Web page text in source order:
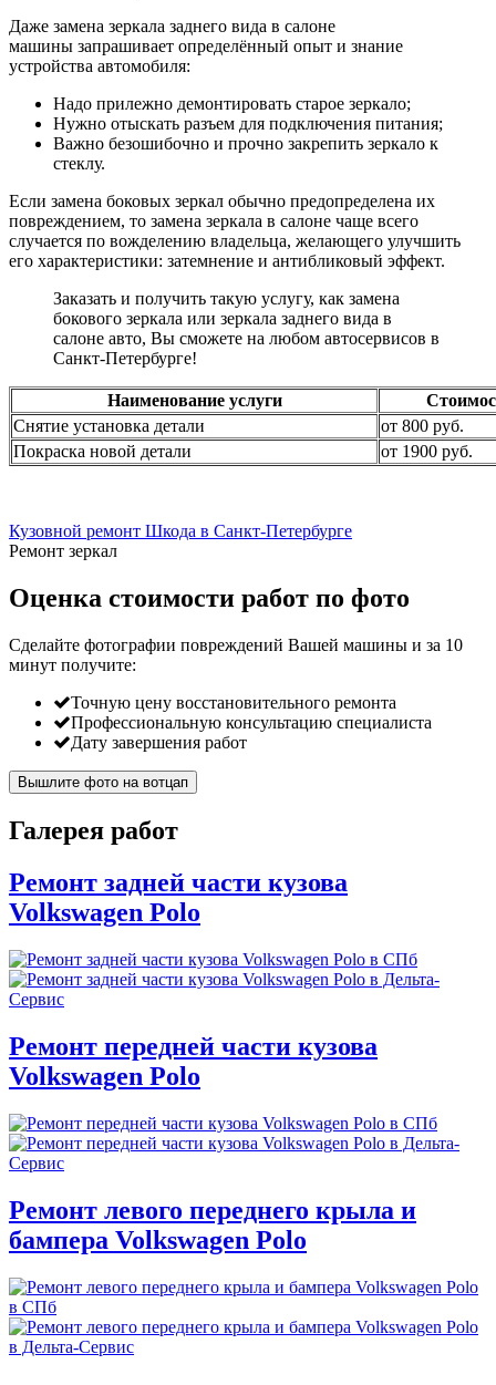
Даже замена зеркала заднего вида в салоне
машины запрашивает определённый опыт и знание
устройства автомобиля:
Надо прилежно демонтировать старое зеркало;
Нужно отыскать разъем для подключения питания;
Важно безошибочно и прочно закрепить зеркало к
стеклу.
Если замена боковых зеркал обычно предопределена их
повреждением, то замена зеркала в салоне чаще всего
случается по вожделению владельца, желающего улучшить
его характеристики: затемнение и антибликовый эффект.
Заказать и получить такую услугу, как замена
бокового зеркала или зеркала заднего вида в
салоне авто, Вы сможете на любом автосервисов в
Санкт-Петербурге!
Наименование услуги
Снятие установка детали
от 800 руб.
Покраска новой детали
от 1900 руб.
Кузовной ремонт Шкода в Санкт-Петербурге
Ремонт зеркал
Оценка стоимости работ по фото
Сделайте фотографии повреждений Вашей машины и за 10
минут получите:
Точную цену восстановительного ремонта
Профессиональную консультацию специалиста
Дату завершения работ
Вышлите фото на вотцап
Галерея работ
Ремонт задней части кузова
Volkswagen Polo
Ремонт передней части кузова
Volkswagen Polo
Ремонт левого переднего крыла и
бампера Volkswagen Polo